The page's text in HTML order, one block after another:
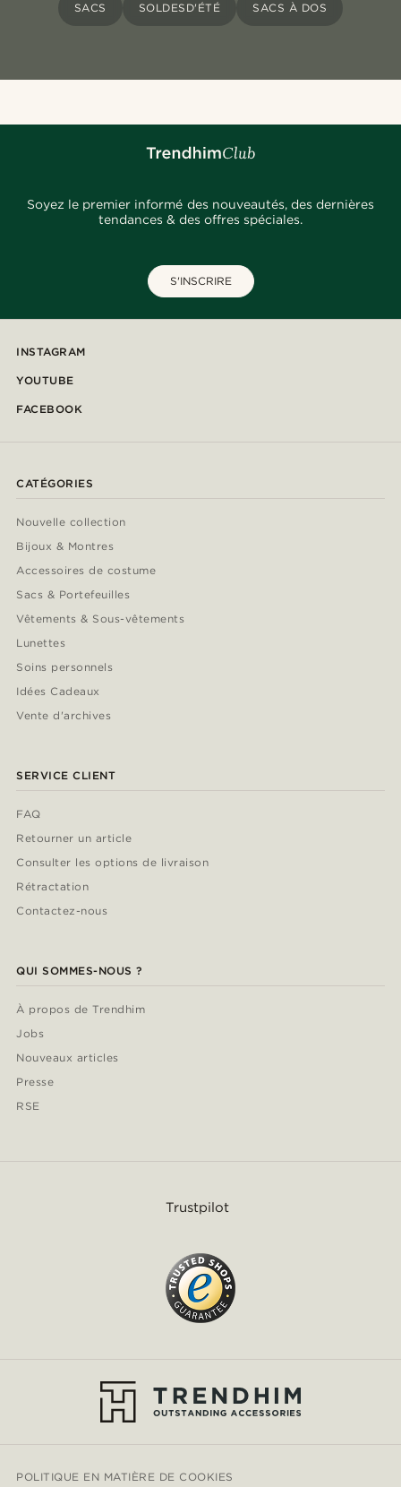
SACS SOLDESD'ÉTÉ SACS À DOS
Soyez le premier informé des nouveautés, des dernières
tendances & des offres spéciales.
S'INSCRIRE
INSTAGRAM
YOUTUBE
FACEBOOK
CATÉGORIES
Nouvelle collection
Bijoux & Montres
Accessoires de costume
Sacs & Portefeuilles
Vêtements & Sous-vêtements
Lunettes
Soins personnels
Idées Cadeaux
Vente d'archives
SERVICE CLIENT
FAQ
Retourner un article
Consulter les options de livraison
Rétractation
Contactez-nous
QUI SOMMES-NOUS ?
À propos de Trendhim
Jobs
Nouveaux articles
Presse
RSE
Trustpilot
POLITIQUE EN MATIÈRE DE COOKIES